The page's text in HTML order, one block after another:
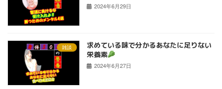
2024年6月29日
雑談
求めている味で分かるあなたに足りない
栄養素
2024年6月27日